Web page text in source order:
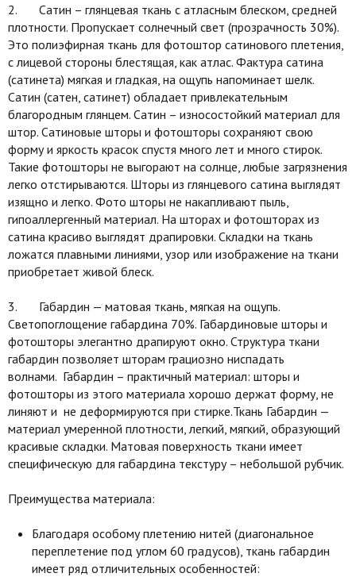
2. Сатин – глянцевая ткань с атласным блеском, средней
плотности. Пропускает солнечный свет (прозрачность 30%).
Это полиэфирная ткань для фотоштор сатинового плетения,
с лицевой стороны блестящая, как атлас. Фактура сатина
(сатинета) мягкая и гладкая, на ощупь напоминает шелк.
Сатин (сатен, сатинет) обладает привлекательным
благородным глянцем. Сатин – износостойкий материал для
штор. Сатиновые шторы и фотошторы сохраняют свою
форму и яркость красок спустя много лет и много стирок.
Такие фотошторы не выгорают на солнце, любые загрязнения
легко отстирываются. Шторы из глянцевого сатина выглядят
изящно и легко. Фото шторы не накапливают пыль,
гипоаллергенный материал. На шторах и фотошторах из
сатина красиво выглядят драпировки. Складки на ткань
ложатся плавными линиями, узор или изображение на ткани
приобретает живой блеск.
3. Габардин — матовая ткань, мягкая на ощупь.
Светопоглощение габардина 70%. Габардиновые шторы и
фотошторы элегантно драпируют окно. Структура ткани
габардин позволяет шторам грациозно ниспадать
волнами. Габардин – практичный материал: шторы и
фотошторы из этого материала хорошо держат форму, не
линяют и не деформируются при стирке.Ткань Габардин —
материал умеренной плотности, легкий, мягкий, образующий
красивые складки. Матовая поверхность ткани имеет
специфическую для габардина текстуру – небольшой рубчик.
Преимущества материала:
Благодаря особому плетению нитей (диагональное
переплетение под углом 60 градусов), ткань габардин
имеет ряд отличительных особенностей: